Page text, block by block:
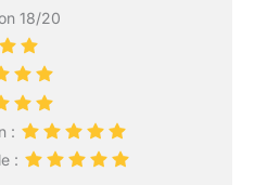
18/20
:
: